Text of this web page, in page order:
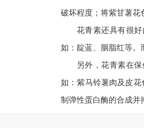
破坏程度；将紫甘薯花
花青素还具有很
如：靛蓝、胭脂红等。
另外，花青素在
如：紫马铃薯肉及皮
制弹性蛋白酶的合成并